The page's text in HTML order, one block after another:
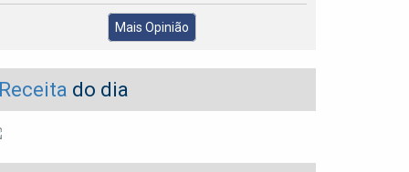
Mais Opinião
do dia